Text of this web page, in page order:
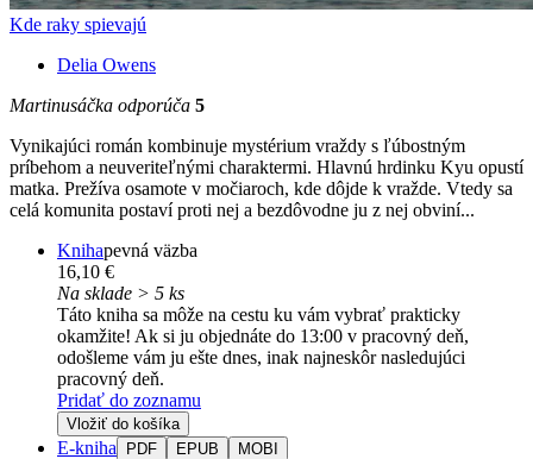
Kde raky spievajú
Delia Owens
Martinusáčka odporúča 5
Vynikajúci román kombinuje mystérium vraždy s ľúbostným
príbehom a neuveriteľnými charaktermi. Hlavnú hrdinku Kyu opustí
matka. Prežíva osamote v močiaroch, kde dôjde k vražde. Vtedy sa
celá komunita postaví proti nej a bezdôvodne ju z nej obviní...
Knihapevná väzba
16,10 €
Na sklade > 5 ks
Táto kniha sa môže na cestu ku vám vybrať prakticky
okamžite! Ak si ju objednáte do 13:00 v pracovný deň,
odošleme vám ju ešte dnes, inak najneskôr nasledujúci
pracovný deň.
Pridať do zoznamu
Vložiť do košíka
E-kniha PDF EPUB MOBI